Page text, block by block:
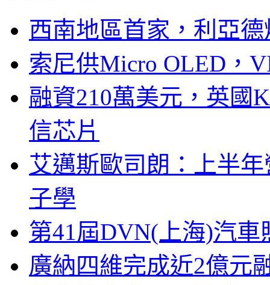
西南地區首家，利亞
索尼供Micro OLED，
融資210萬美元，英國
信芯片
艾邁斯歐司朗：上半
子學
第41屆DVN(上海)汽
廣納四維完成近2億元